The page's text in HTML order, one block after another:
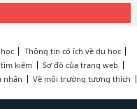
Thông tin có ích về du học
kiếm
Sơ đồ của trang web
nhân Về môi trường tương thích